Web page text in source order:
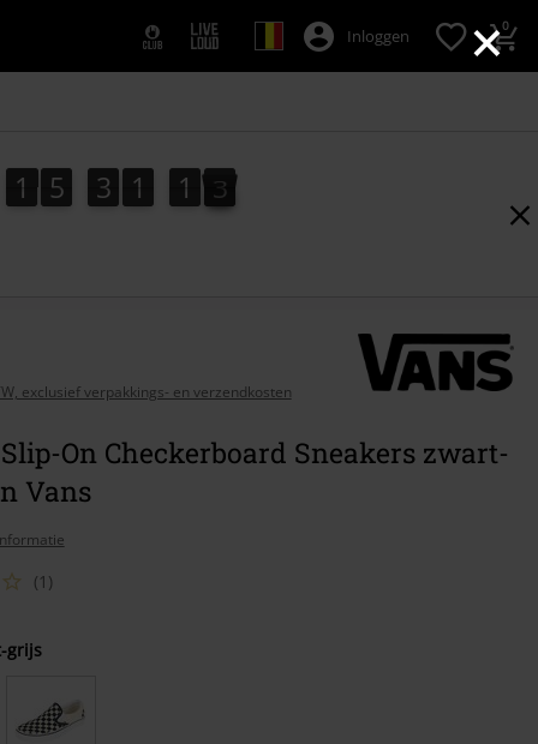
×
Inloggen 0
1
1 5
5 3
3 1
1 1
1 0
1
0
2
1
exclusief verpakkings- en verzendkosten
On Checkerboard Sneakers zwart-
Vans
(1)
grijs